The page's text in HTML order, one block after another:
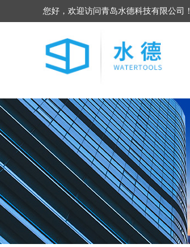
您好，欢迎访问青岛水德科技有限公司！